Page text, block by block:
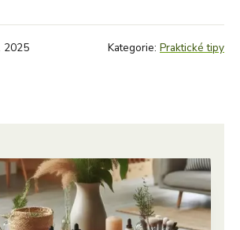
2025 Kategorie: Praktické tipy